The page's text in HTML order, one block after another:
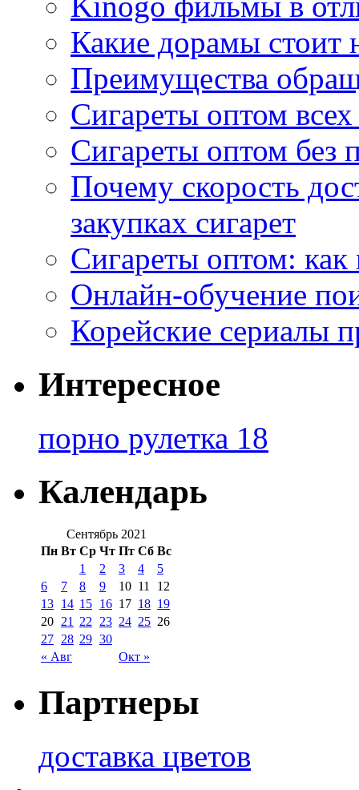
Какие дорамы стоит
Преимущества
Сигареты оптом
Сигареты оптом без
Почему скорость
закупках сигарет
Сигареты оптом:
Онлайн-обучение
Корейские сериалы
Интересное
порно рулетка 18
Календарь
Сентябрь 2021
Пн Вт Ср Чт Пт Сб Вс
« Авг Окт »
1 2 3 4
5
6
7 8 9 10 11
12
13 14 15 16 17 18 19
20 21 22 23 24 25 26
27 28 29 30
Партнеры
доставка цветов